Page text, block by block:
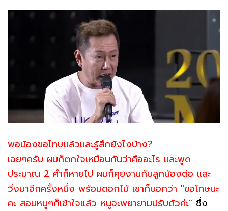
พอน้องขอโทษแล้วและรู้สึกยังไงบ้าง?
เฉยๆครับ ผมก็ตกใจเหมือนกันว่าคืออะไร และพูด
ประมาณ 2 คำก็หายไป ผมก็คุยงานกับลูกน้องต่อ และ
วิ่งมาอีกครั้งหนึ่ง พร้อมดอกไม้ เขาก็บอกว่า "ขอโทษนะ
คะ สอนหนูๆก็เข้าใจแล้ว หนูจะพยายามปรับตัวค่ะ" ซึ่ง